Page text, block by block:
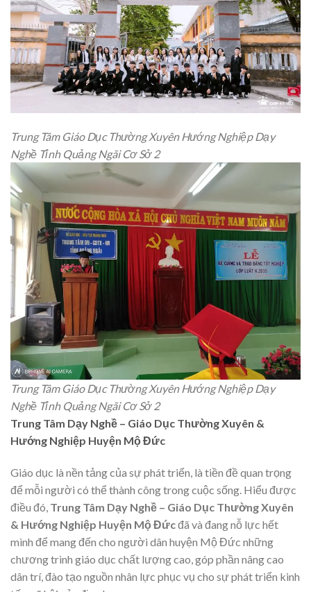
Trung Tâm Giáo Dục Thường Xuyên Hướng Nghiệp Dạy
Nghề Tỉnh Quảng Ngãi Cơ Sở 2
Trung Tâm Giáo Dục Thường Xuyên Hướng Nghiệp Dạy
Nghề Tỉnh Quảng Ngãi Cơ Sở 2
Trung Tâm Dạy Nghề – Giáo Dục Thường Xuyên &
Hướng Nghiệp Huyện Mộ Đức
Giáo dục là nền tảng của sự phát triển, là tiền đề quan trọng
để mỗi người có thể thành công trong cuộc sống. Hiểu được
điều đó, Trung Tâm Dạy Nghề – Giáo Dục Thường Xuyên
& Hướng Nghiệp Huyện Mộ Đứcđã và đang nỗ lực hết
mình để mang đến cho người dân huyện Mộ Đức những
chương trình giáo dục chất lượng cao, góp phần nâng cao
dân trí, đào tạo nguồn nhân lực phục vụ cho sự phát triển kinh